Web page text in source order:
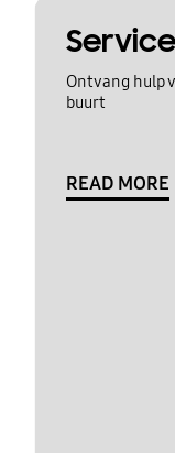
Ontvang hulp
buurt
READ MORE